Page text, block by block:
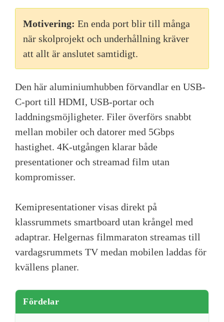
Motivering: En enda port blir till många
när skolprojekt och underhållning kräver
att allt är anslutet samtidigt.
Den här aluminiumhubben förvandlar en USB-
C-port till HDMI, USB-portar och
laddningsmöjligheter. Filer överförs snabbt
mellan mobiler och datorer med 5Gbps
hastighet. 4K-utgången klarar både
presentationer och streamad film utan
kompromisser.
Kemipresentationer visas direkt på
klassrummets smartboard utan krångel med
adaptrar. Helgernas filmmaraton streamas till
vardagsrummets TV medan mobilen laddas för
kvällens planer.
Fördelar